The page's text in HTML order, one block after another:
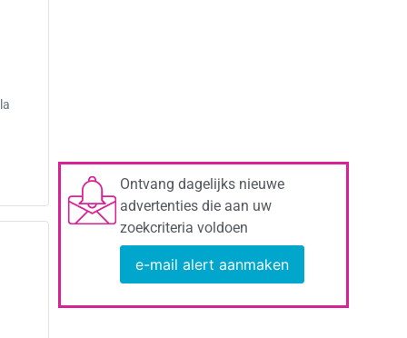
Ontvang dagelijks nieuwe
advertenties die aan uw
zoekcriteria voldoen
e-mail alert aanmaken